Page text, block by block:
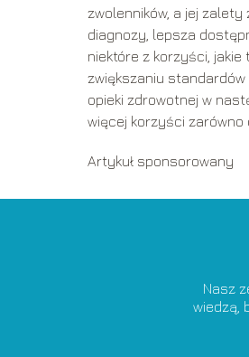
zwolenników, a jej
diagnozy, lepsza
niektóre z korzyści,
zwiększaniu
opieki zdrowotnej w
więcej korzyści zarówno
Artykuł sponsorowany
Nasz
wiedzą,